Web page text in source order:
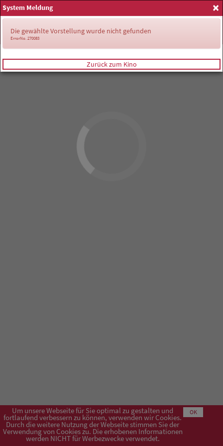
Anmelden
Um unsere Webseite für Sie optimal zu gestalten und
fortlaufend verbessern zu können, verwenden wir Cookies.
Durch die weitere Nutzung der Webseite stimmen Sie der
Verwendung von Cookies zu. Die erhobenen Informationen
werden NICHT für Werbezwecke verwendet.
OK
×
System Meldung
Die gewählte Vorstellung wurde nicht gefunden
ErrorNo. 270083
Zurück zum Kino
Impressum AGB Datenschutzerklärung